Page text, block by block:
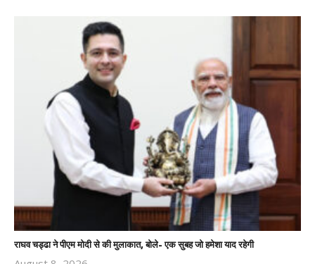
राघव चड्ढा ने पीएम मोदी से की मुलाकात, बोले- एक सुबह जो हमेशा याद रहेगी